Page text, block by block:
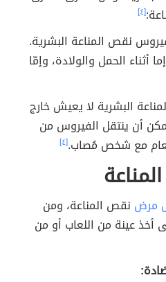
[٤]
نقص المناعة البشرية.
أثناء الحمل والولادة، وإمّا
البشرية لا يعيش خارج
أن ينتقل الفيروس من
مع شخص مُصاب.[٤]
مرض نقص المناعة، ومن
أخذ عينة من اللعاب أو من